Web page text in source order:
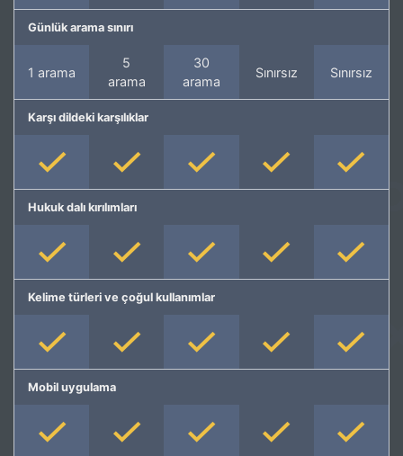
Günlük arama sınırı
1 arama
5
arama
30
arama
Sınırsız Sınırsız
Karşı dildeki karşılıklar
Hukuk dalı kırılımları
Kelime türleri ve çoğul kullanımlar
Mobil uygulama